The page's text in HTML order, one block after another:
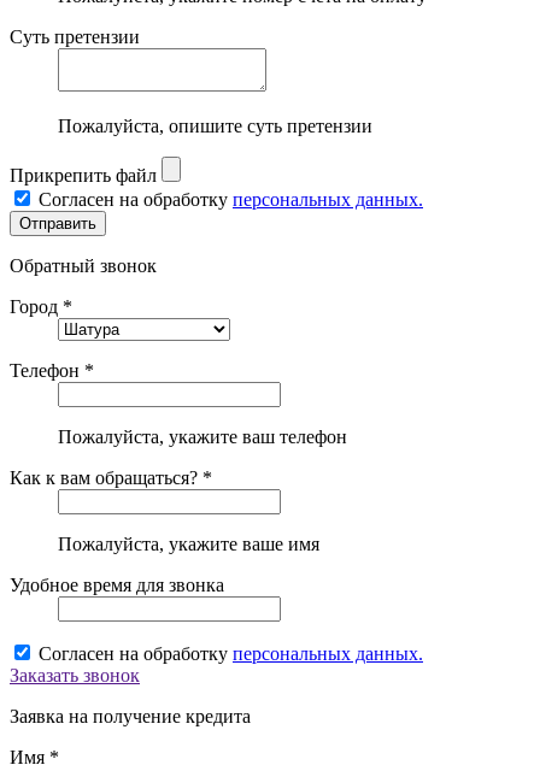
Суть претензии
Пожалуйста, опишите суть претензии
Прикрепить файл
Согласен на обработку персональных данных.
Обратный звонок
Город *
Телефон *
Пожалуйста, укажите ваш телефон
Как к вам обращаться? *
Пожалуйста, укажите ваше имя
Удобное время для звонка
Согласен на обработку персональных данных.
Заказать звонок
Заявка на получение кредита
Имя *